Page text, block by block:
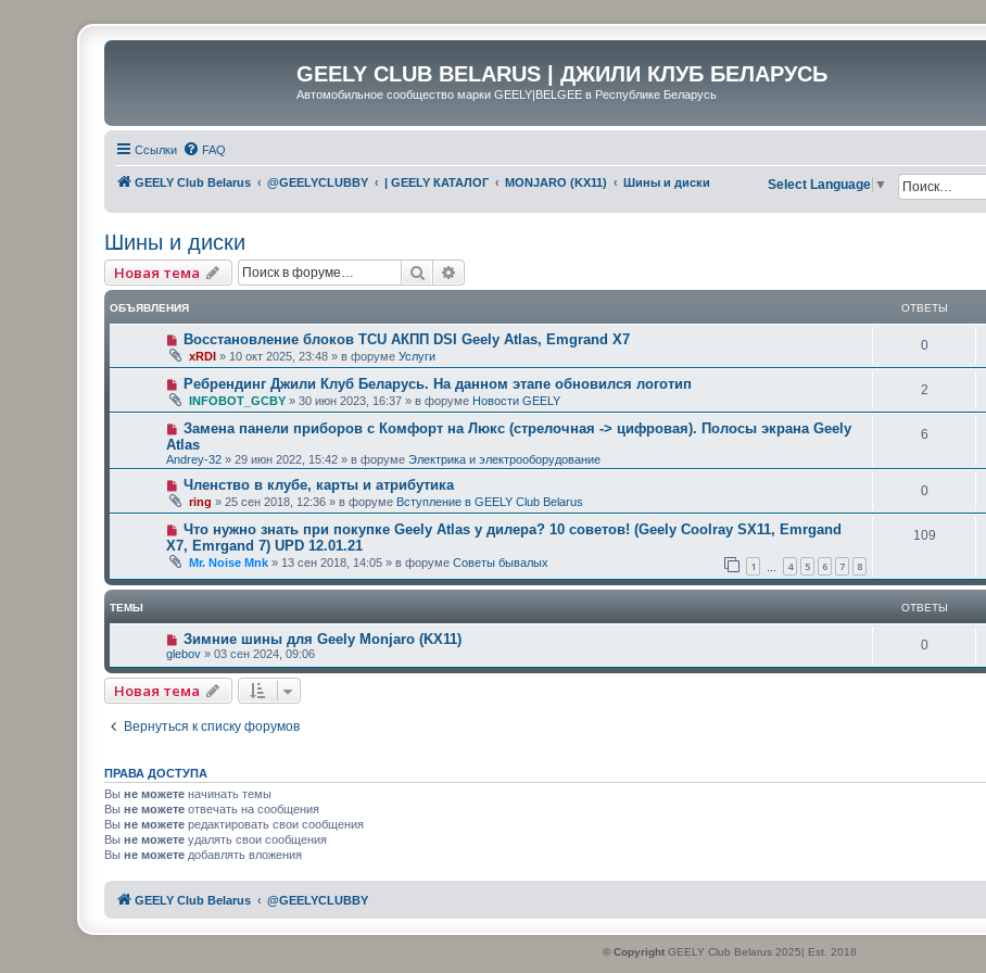
GEELY CLUB BELARUS | ДЖИЛИ КЛУБ БЕЛАРУСЬ
Автомобильное сообщество марки GEELY|BELGEE в Республике Беларусь
Ссылки FAQ
GEELY Club Belarus @GEELYCLUBBY | GEELY КАТАЛОГ MONJARO (KX11) Шины и диски Select Language ▼
Шины и диски
Новая тема Поиск
ОБЪЯВЛЕНИЯ ОТВЕТЫ
Восстановление блоков TCU АКПП DSI Geely Atlas, Emgrand X7
xRDI » 10 окт 2025, 23:48 » в форуме Услуги
0
Ребрендинг Джили Клуб Беларусь. На данном этапе обновился логотип
INFOBOT_GCBY » 30 июн 2023, 16:37 » в форуме Новости GEELY
2
Замена панели приборов с Комфорт на Люкс (стрелочная -> цифровая). Полосы экрана Geely
Atlas
Andrey-32 » 29 июн 2022, 15:42 » в форуме Электрика и электрооборудование
6
Членство в клубе, карты и атрибутика
ring » 25 сен 2018, 12:36 » в форуме Вступление в GEELY Club Belarus
0
Что нужно знать при покупке Geely Atlas у дилера? 10 советов! (Geely Coolray SX11, Emrgand
X7, Emrgand 7) UPD 12.01.21
Mr. Noise Mnk » 13 сен 2018, 14:05 » в форуме Советы бывалых 1 4 5 6 7 8
109
ТЕМЫ ОТВЕТЫ
Зимние шины для Geely Monjaro (KX11)
glebov » 03 сен 2024, 09:06
0
Новая тема
Вернуться к списку форумов
ПРАВА ДОСТУПА
Вы не можете начинать темы
Вы не можете отвечать на сообщения
Вы не можете редактировать свои сообщения
Вы не можете удалять свои сообщения
Вы не можете добавлять вложения
GEELY Club Belarus @GEELYCLUBBY
© Copyright GEELY Club Belarus 2025| Est. 2018